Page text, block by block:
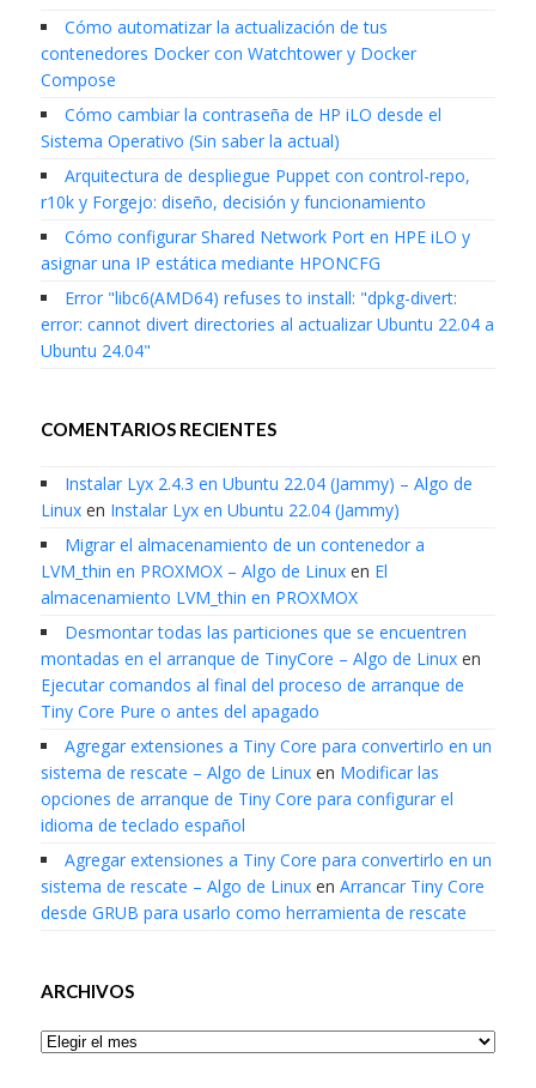
Cómo automatizar la actualización de tus
contenedores Docker con Watchtower y Docker
Compose
Cómo cambiar la contraseña de HP iLO desde el
Sistema Operativo (Sin saber la actual)
Arquitectura de despliegue Puppet con control-repo,
r10k y Forgejo: diseño, decisión y funcionamiento
Cómo configurar Shared Network Port en HPE iLO y
asignar una IP estática mediante HPONCFG
Error "libc6(AMD64) refuses to install: "dpkg-divert:
error: cannot divert directories al actualizar Ubuntu 22.04 a
Ubuntu 24.04"
COMENTARIOS RECIENTES
Instalar Lyx 2.4.3 en Ubuntu 22.04 (Jammy) – Algo de
Linuxen Instalar Lyx en Ubuntu 22.04 (Jammy)
Migrar el almacenamiento de un contenedor a
LVM_thin en PROXMOX – Algo de Linuxen El
almacenamiento LVM_thin en PROXMOX
Desmontar todas las particiones que se encuentren
montadas en el arranque de TinyCore – Algo de Linuxen
Ejecutar comandos al final del proceso de arranque de
Tiny Core Pure o antes del apagado
Agregar extensiones a Tiny Core para convertirlo en un
sistema de rescate – Algo de Linuxen Modificar las
opciones de arranque de Tiny Core para configurar el
idioma de teclado español
Agregar extensiones a Tiny Core para convertirlo en un
sistema de rescate – Algo de Linuxen Arrancar Tiny Core
desde GRUB para usarlo como herramienta de rescate
ARCHIVOS
Archivos